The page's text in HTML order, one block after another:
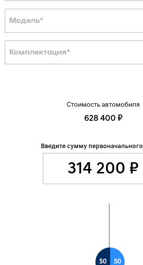
Модель*
Комплектация*
Стоимость автомобиля
628 400 ₽
Введите сумму
50 50